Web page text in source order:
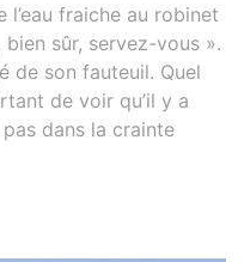
fraiche au robinet
sûr, servez-vous ».
de son fauteuil. Quel
de voir qu’il y a
dans la crainte